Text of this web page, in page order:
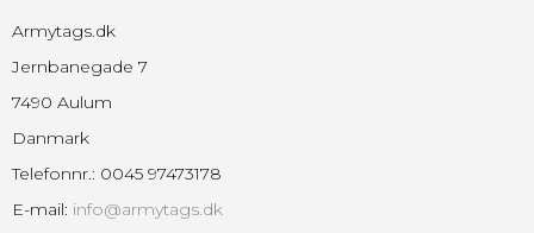
Armytags.dk
Jernbanegade 7
7490 Aulum
Danmark
Telefonnr.: 0045 97473178
E-mail: info@armytags.dk